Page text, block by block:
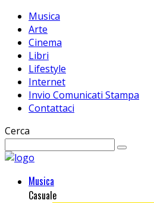
Musica
Arte
Cinema
Libri
Lifestyle
Internet
Invio Comunicati Stampa
Contattaci
Cerca
Musica
Casuale